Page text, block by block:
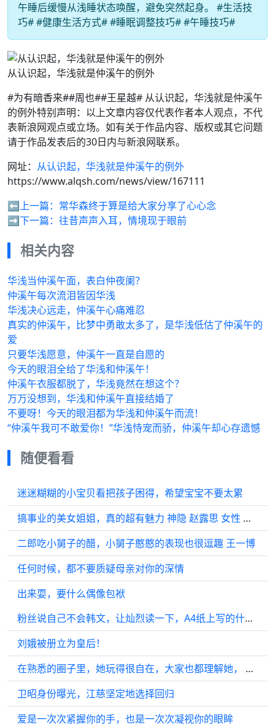
午睡后缓慢从浅睡状态唤醒，避免突然起身。 #生活技
巧# #健康生活方式# #睡眠调整技巧# #午睡技巧#
从认识起，华浅就是仲溪午的例外
#为有暗香来##周也##王星越# 从认识起，华浅就是仲溪午
的例外特别声明：以上文章内容仅代表作者本人观点，不代
表新浪网观点或立场。如有关于作品内容、版权或其它问题
请于作品发表后的30日内与新浪网联系。
网址： 从认识起，华浅就是仲溪午的例外
https://www.alqsh.com/news/view/167111
⬅️上一篇： 常华森终于算是给大家分享了心心念
➡️下一篇： 往昔声声入耳，情境现于眼前
相关内容
华浅当仲溪午面，表白仲夜阑？
仲溪午每次流泪皆因华浅
华浅决心远走，仲溪午心痛难忍
真实的仲溪午，比梦中勇敢太多了，是华浅低估了仲溪午的
爱
只要华浅愿意，仲溪午一直是自愿的
今天的眼泪全给了华浅和仲溪午！
仲溪午衣服都脱了，华浅竟然在想这个？
万万没想到，华浅和仲溪午直接结婚了
不要呀！今天的眼泪都为华浅和仲溪午而流！
“仲溪午我可不敢爱你！”华浅恃宠而骄，仲溪午却心存遗憾
随便看看
迷迷糊糊的小宝贝看把孩子困得，希望宝宝不要太累
搞事业的美女姐姐，真的超有魅力 神隐 赵露思 女性 加奈那 赵露思
二郎吃小舅子的醋，小舅子憨憨的表现也很逗趣 王一博
任何时候，都不要质疑母亲对你的深情
出来耍，要什么偶像包袱
粉丝说自己不会韩文，让灿烈读一下，A4纸上写的什么？ 纸上韩文：长得帅的男人
刘娥被册立为皇后！
在熟悉的圈子里，她玩得很自在，大家也都理解她， 赵丽颖
卫昭身份曝光，江慈坚定地选择回归
爱是一次次紧握你的手，也是一次次凝视你的眼眸